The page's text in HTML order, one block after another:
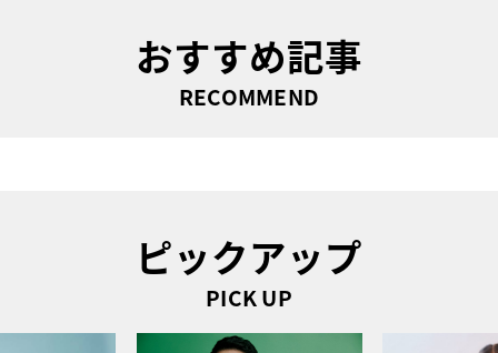
おすすめ記事
RECOMMEND
ピックアップ
PICK UP